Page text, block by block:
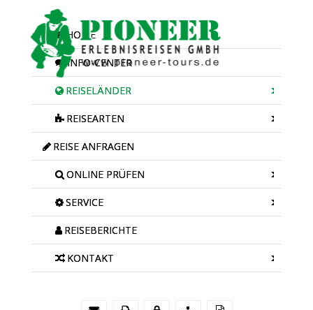
HOME
INFO-CENTER
REISELÄNDER
REISEARTEN
REISE ANFRAGEN
ONLINE PRÜFEN
SERVICE
REISEBERICHTE
KONTAKT